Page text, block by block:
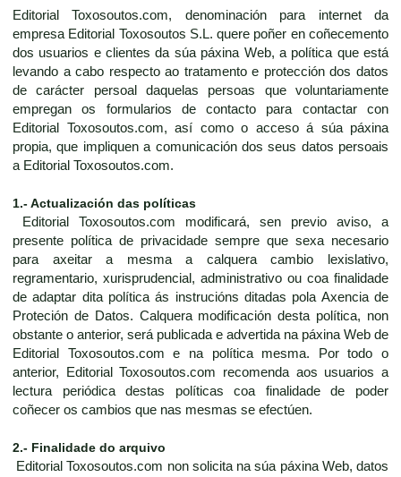
Editorial Toxosoutos.com, denominación para internet da
empresa Editorial Toxosoutos S.L. quere poñer en coñecemento
dos usuarios e clientes da súa páxina Web, a política que está
levando a cabo respecto ao tratamento e protección dos datos
de carácter persoal daquelas persoas que voluntariamente
empregan os formularios de contacto para contactar con
Editorial Toxosoutos.com, así como o acceso á súa páxina
propia, que impliquen a comunicación dos seus datos persoais
a Editorial Toxosoutos.com.
1.- Actualización das políticas
Editorial Toxosoutos.com modificará, sen previo aviso, a
presente política de privacidade sempre que sexa necesario
para axeitar a mesma a calquera cambio lexislativo,
regramentario, xurisprudencial, administrativo ou coa finalidade
de adaptar dita política ás instrucións ditadas pola Axencia de
Proteción de Datos. Calquera modificación desta política, non
obstante o anterior, será publicada e advertida na páxina Web de
Editorial Toxosoutos.com e na política mesma. Por todo o
anterior, Editorial Toxosoutos.com recomenda aos usuarios a
lectura periódica destas políticas coa finalidade de poder
coñecer os cambios que nas mesmas se efectúen.
2.- Finalidade do arquivo
Editorial Toxosoutos.com non solicita na súa páxina Web, datos